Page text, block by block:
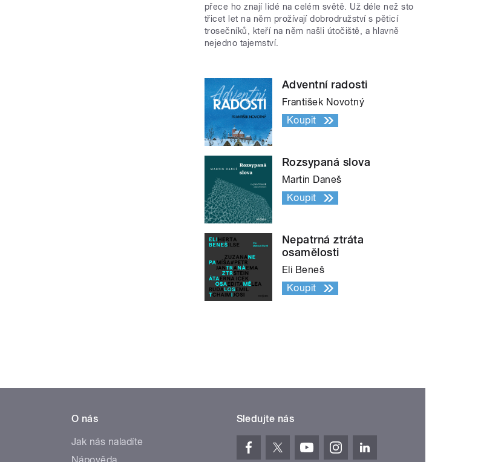
přece ho znají lidé na celém světě. Už déle než sto
třicet let na něm prožívají dobrodružství s pěticí
trosečníků, kteří na něm našli útočiště, a hlavně
nejedno tajemství.
Adventní radosti
František Novotný
Koupit
Rozsypaná slova
Martin Daneš
Koupit
Nepatrná ztráta
osamělosti
Eli Beneš
Koupit
O nás
Jak nás naladíte
Sledujte nás